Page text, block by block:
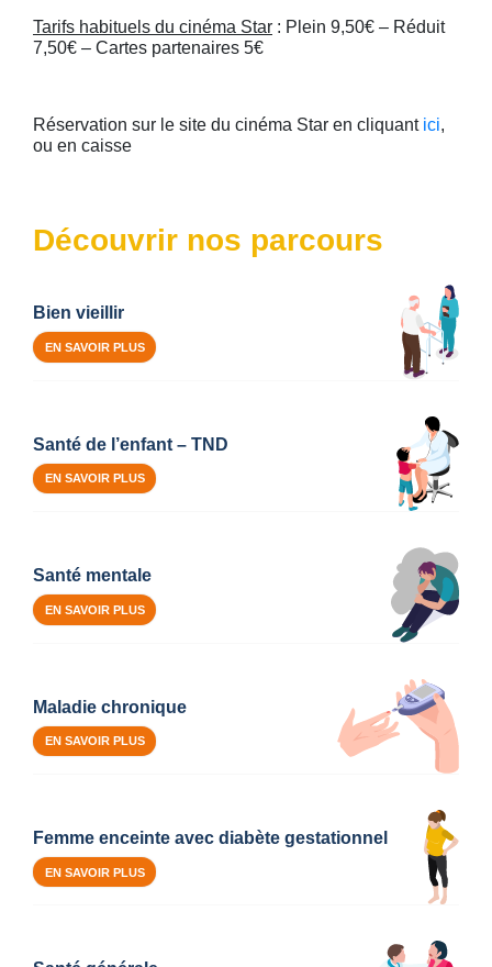
Tarifs habituels du cinéma Star : Plein 9,50€ – Réduit
7,50€ – Cartes partenaires 5€
Réservation sur le site du cinéma Star en cliquant ici,
ou en caisse
Découvrir nos parcours
Bien vieillir
EN SAVOIR PLUS
Santé de l’enfant – TND
EN SAVOIR PLUS
Santé mentale
EN SAVOIR PLUS
Maladie chronique
EN SAVOIR PLUS
Femme enceinte avec diabète gestationnel
EN SAVOIR PLUS